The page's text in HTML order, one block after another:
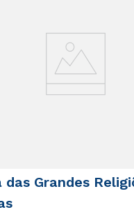
das Grandes